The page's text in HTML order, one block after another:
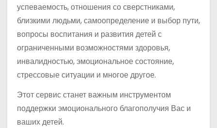
успеваемость, отношения со сверстниками,
близкими людьми, самоопределение и выбор пути,
вопросы воспитания и развития детей с
ограниченными возможностями здоровья,
инвалидностью, эмоциональное состояние,
стрессовые ситуации и многое другое.
Этот сервис станет важным инструментом
поддержки эмоционального благополучия Вас и
ваших детей.